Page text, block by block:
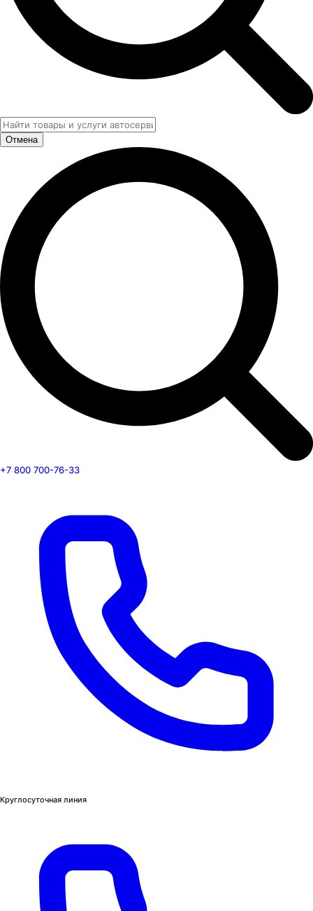
Отмена
+7 800 700-76-33
Круглосуточная линия